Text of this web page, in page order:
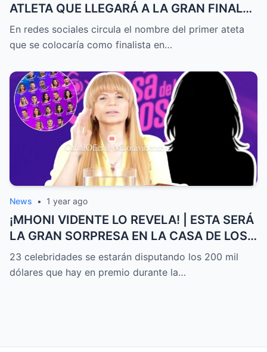
ATLETA QUE LLEGARÁ A LA GRAN FINAL
DE EXATLÓN MÉXICO
En redes sociales circula el nombre del primer ateta
que se colocaría como finalista en…
News • 1 year ago
¡MHONI VIDENTE LO REVELA! | ESTA SERÁ
LA GRAN SORPRESA EN LA CASA DE LOS
FAMOSOS ALL-STARS
23 celebridades se estarán disputando los 200 mil
dólares que hay en premio durante la…